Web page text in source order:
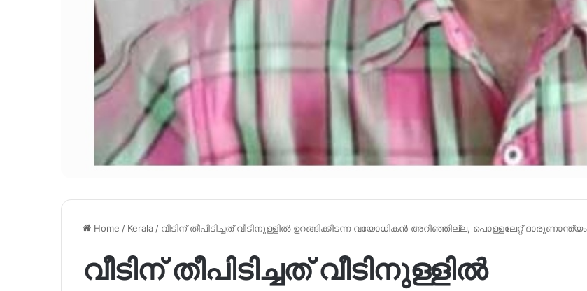
Home / Kerala/ വീടിന് തീപിടിച്ചത് വീടിനുള്ളിൽ ഉറങ്ങിക്കിടന്ന വയോധികൻ അറി‍ഞ്ഞില്ല, പൊള്ളലേറ്റ് ദാരുണാന്ത്യം
വീടിന് തീപിടിച്ചത് വീടിനുള്ളിൽ